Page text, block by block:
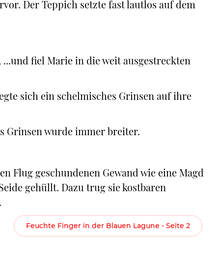
Der Teppich setzte fast lautlos auf dem
fiel Marie in die weit ausgestreckten
sich ein schelmisches Grinsen auf ihre
Grinsen wurde immer breiter.
Flug geschundenen Gewand wie eine Magd
gehüllt. Dazu trug sie kostbaren
Feuchte Finger in der Blauen Lagune - Seite 2